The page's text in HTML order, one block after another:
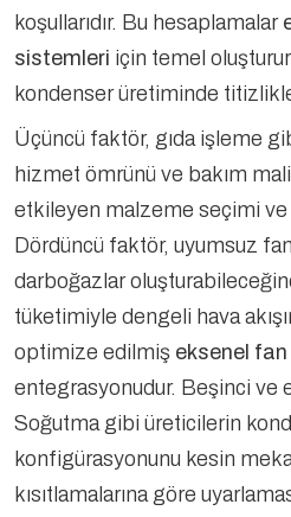
koşullarıdır. Bu hesaplamalar
sistemleri için temel
kondenser üretiminde
Üçüncü faktör, gıda işleme
hizmet ömrünü ve bakım
etkileyen malzeme seçimi
Dördüncü faktör, uyumsuz
darboğazlar
tüketimiyle dengeli hava
optimize edilmiş eksenel
entegrasyonudur. Beşinci ve
Soğutma gibi üreticilerin
konfigürasyonunu kesin
kısıtlamalarına göre